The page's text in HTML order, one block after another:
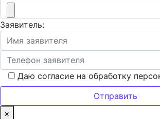
Заявитель:
Даю согласие на обработку
×